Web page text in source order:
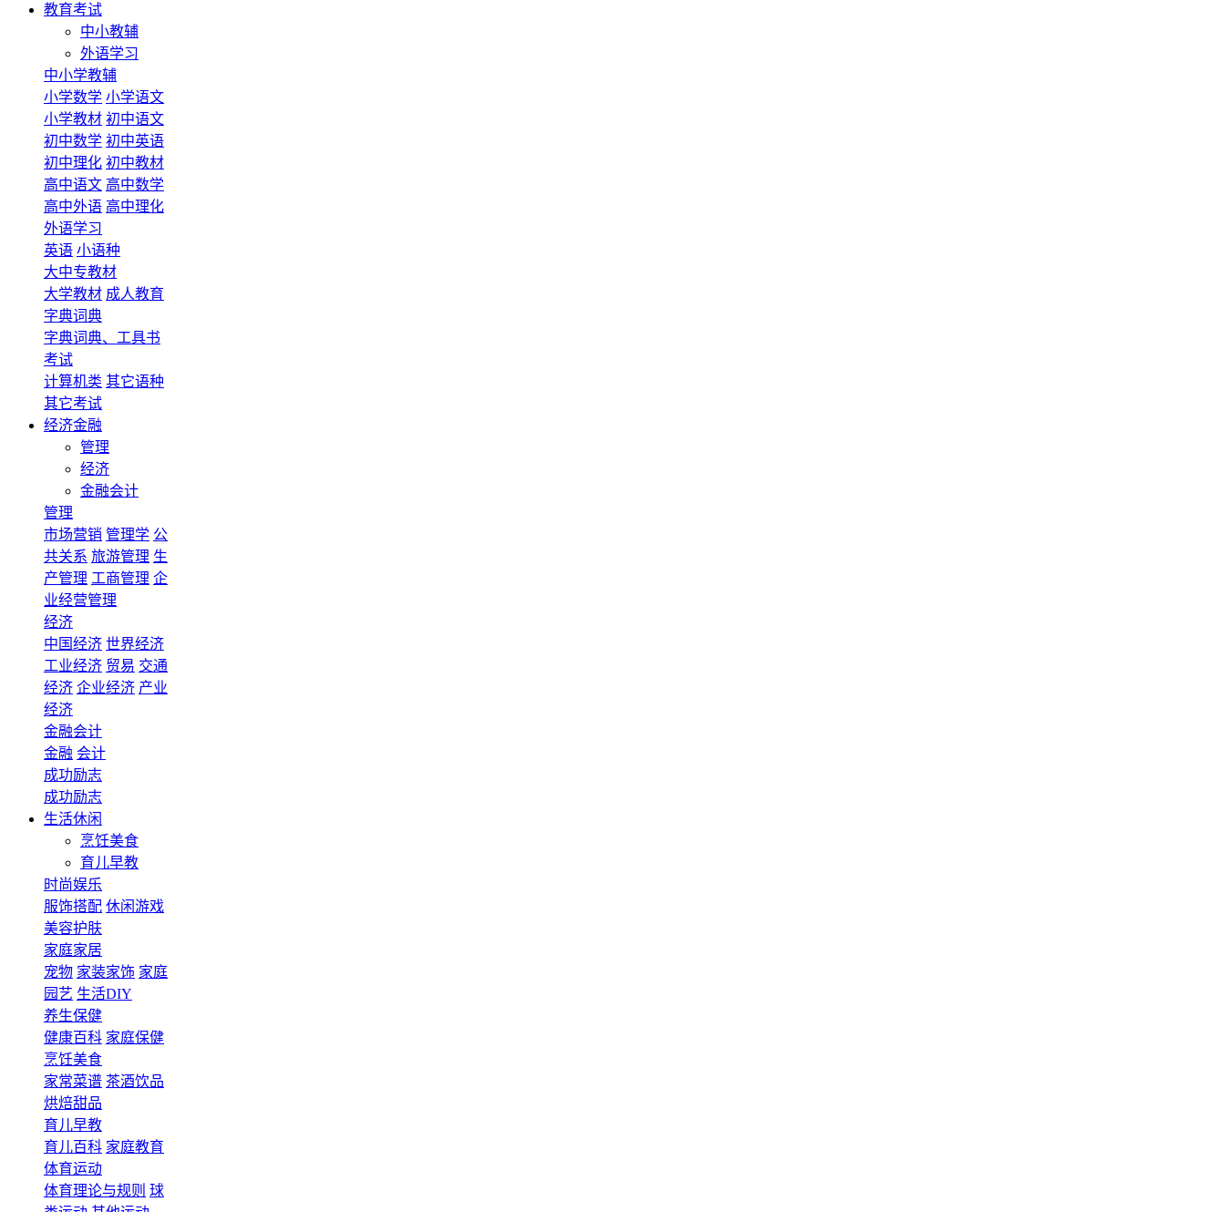
教育考试
中小教辅
外语学习
中小学教辅
小学数学 小学语文
小学教材 初中语文
初中数学 初中英语
初中理化 初中教材
高中语文 高中数学
高中外语 高中理化
外语学习
英语 小语种
大中专教材
大学教材 成人教育
字典词典
字典词典、工具书
考试
计算机类 其它语种
其它考试
经济金融
管理
经济
金融会计
管理
市场营销 管理学 公
共关系 旅游管理 生
产管理 工商管理 企
业经营管理
经济
中国经济 世界经济
工业经济 贸易 交通
经济 企业经济 产业
经济
金融会计
金融 会计
成功励志
成功励志
生活休闲
烹饪美食
育儿早教
时尚娱乐
服饰搭配 休闲游戏
美容护肤
家庭家居
宠物 家装家饰 家庭
园艺 生活DIY
养生保健
健康百科 家庭保健
烹饪美食
家常菜谱 茶酒饮品
烘焙甜品
育儿早教
育儿百科 家庭教育
体育运动
体育理论与规则 球